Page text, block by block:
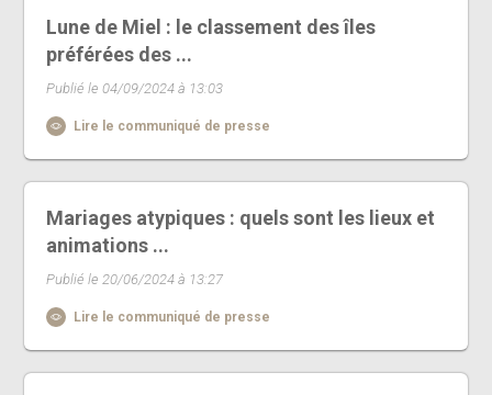
Lune de Miel : le classement des îles
préférées des ...
Publié le 04/09/2024 à 13:03
Lire le communiqué de presse
Mariages atypiques : quels sont les lieux et
animations ...
Publié le 20/06/2024 à 13:27
Lire le communiqué de presse